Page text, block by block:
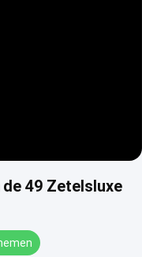
49 Zetelsluxe